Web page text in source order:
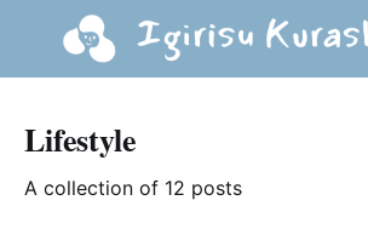
Lifestyle
A collection of 12 posts